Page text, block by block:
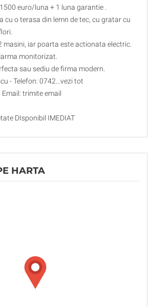
euro/luna + 1 luna garantie .
cu o terasa din lemn de tec, cu gratar cu
masini, iar poarta este actionata electric.
monitorizat.
sau sediu de firma modern.
- Telefon: 0742...vezi tot
trimite email
DIsponibil IMEDIAT
HARTA